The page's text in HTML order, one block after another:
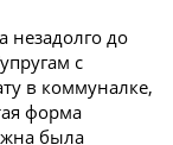
незадолго до
с
в коммуналке,
форма
была